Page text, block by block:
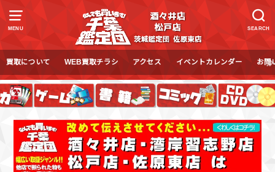
MENU SEARCH
買取について WEB買取チラシ アクセス イベントカレンダー お問